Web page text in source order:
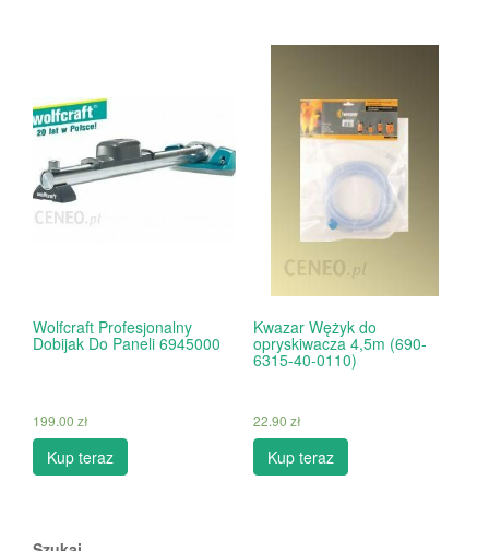
Wolfcraft Profesjonalny
Dobijak Do Paneli 6945000
199.00 zł
Kup teraz
Kwazar Wężyk do
opryskiwacza 4,5m (690-
6315-40-0110)
22.90 zł
Kup teraz